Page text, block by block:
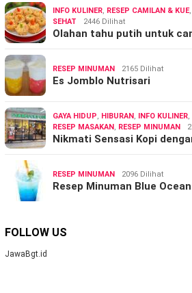
INFO KULINER, RESEP CAMILAN & KUE,
SEHAT
2446 Dilihat
Olahan tahu putih untuk
RESEP MINUMAN 2165 Dilihat
Es Jomblo Nutrisari
GAYA HIDUP, HIBURAN, INFO KULINER,
RESEP MASAKAN, RESEP MINUMAN
Nikmati Sensasi Kopi
RESEP MINUMAN 2096 Dilihat
Resep Minuman Blue Ocean
FOLLOW US
JawaBgt.id